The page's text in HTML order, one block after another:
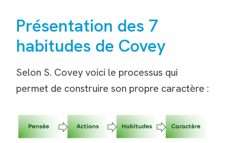
Présentation des 7
habitudes de Covey
Selon S. Covey voici le processus qui
permet de construire son propre caractère :